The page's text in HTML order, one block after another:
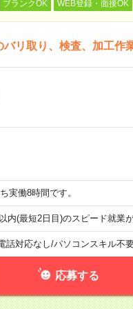
ブランクOK WEB登録・面接OK
リ取り、検査、加工作
実働8時間です。
内(最短2日目)のスピード就業
話対応なし/パソコンスキル不
応募する